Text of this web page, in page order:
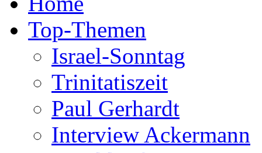
Top-Themen
Israel-Sonntag
Trinitatiszeit
Paul Gerhardt
Interview Ackermann